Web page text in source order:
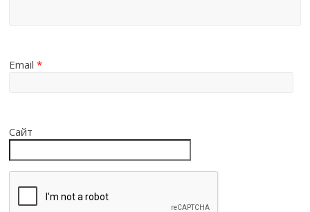
Email*
Сайт